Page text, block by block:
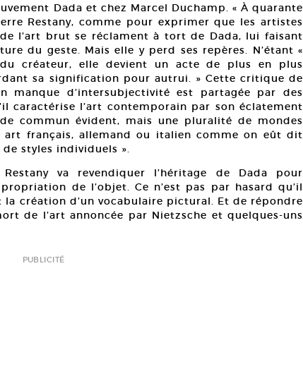
Dada et chez Marcel Duchamp. « À quarante
Restany, comme pour exprimer que les artistes
l’art brut se réclament à tort de Dada, lui faisant
du geste. Mais elle y perd ses repères. N’étant «
du créateur, elle devient un acte de plus en plus
sa signification pour autrui. » Cette critique de
manque d’intersubjectivité est partagée par des
caractérise l’art contemporain par son éclatement
commun évident, mais une pluralité de mondes
français, allemand ou italien comme on eût dit
styles individuels ».
va revendiquer l’héritage de Dada pour
de l’objet. Ce n’est pas par hasard qu’il
création d’un vocabulaire pictural. Et de répondre
de l’art annoncée par Nietzsche et quelques-uns
PUBLICITÉ